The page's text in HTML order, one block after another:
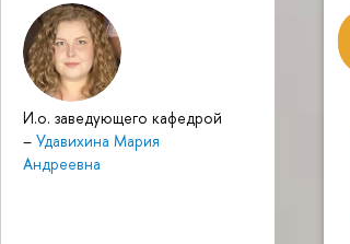
И.о. заведующего кафедрой
– Удавихина Мария
Андреевна